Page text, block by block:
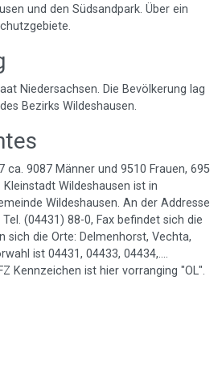
und den Südsandpark. Über ein
Niedersachsen. Die Bevölkerung lag
Bezirks Wildeshausen.
ca. 9087 Männer und 9510 Frauen, 695
Wildeshausen ist in
Wildeshausen. An der Addresse
(04431) 88-0, Fax befindet sich die
sich die Orte: Delmenhorst, Vechta,
ist 04431, 04433, 04434,....
Kennzeichen ist hier vorranging "OL".